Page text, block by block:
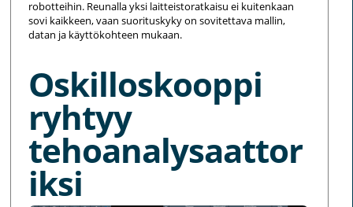
robotteihin. Reunalla yksi laitteistoratkaisu ei kuitenkaan
sovi kaikkeen, vaan suorituskyky on sovitettava mallin,
datan ja käyttökohteen mukaan.
Oskilloskooppi
ryhtyy
tehoanalysaattor
iksi